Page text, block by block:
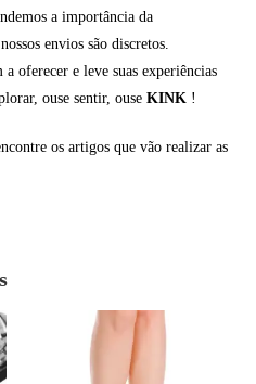
a importância da
envios são discretos.
a oferecer e leve suas experiências
ouse sentir, ouseKINK !
os artigos que vão realizar as